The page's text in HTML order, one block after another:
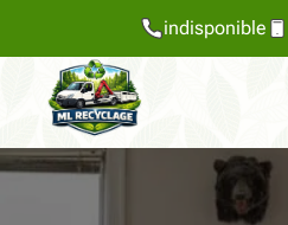
indisponible